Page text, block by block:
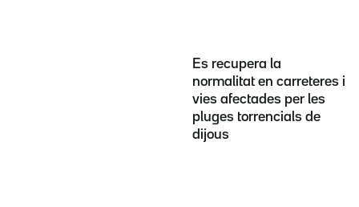
Es recupera la
normalitat en carreteres i
vies afectades per les
pluges torrencials de
dijous